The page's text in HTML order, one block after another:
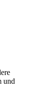
und